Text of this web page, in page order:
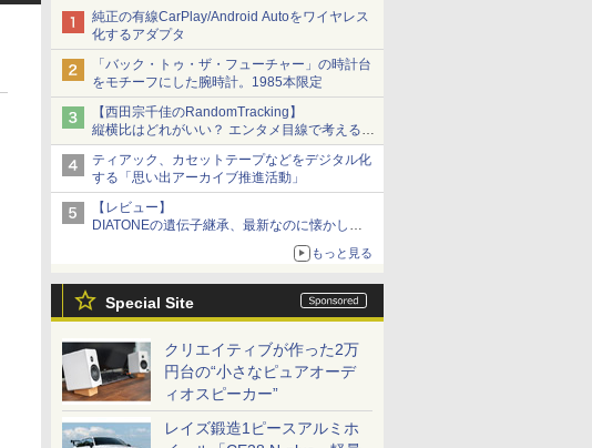
純正の有線CarPlay/Android Autoをワイヤレス
化するアダプタ
「バック・トゥ・ザ・フューチャー」の時計台
をモチーフにした腕時計。1985本限定
【西田宗千佳のRandomTracking】
縦横比はどれがいい？ エンタメ目線で考える、
サムスン新「Galaxy Z Fold」
ティアック、カセットテープなどをデジタル化
する「思い出アーカイブ推進活動」
【レビュー】
DIATONEの遺伝子継承、最新なのに懐かし
い“惚れる音”Tecnologia e Cuore「DS-TC52B」
もっと見る
Special Site
クリエイティブが作った2万
円台の“小さなピュアオーデ
ィオスピーカー”
レイズ鍛造1ピースアルミホ